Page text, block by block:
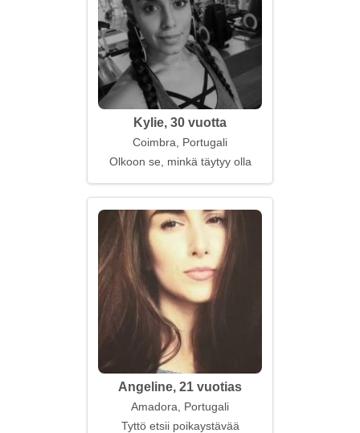
Kylie, 30 vuotta
Coimbra, Portugali
Olkoon se, minkä täytyy olla
Angeline, 21 vuotias
Amadora, Portugali
Tyttö etsii poikaystävää